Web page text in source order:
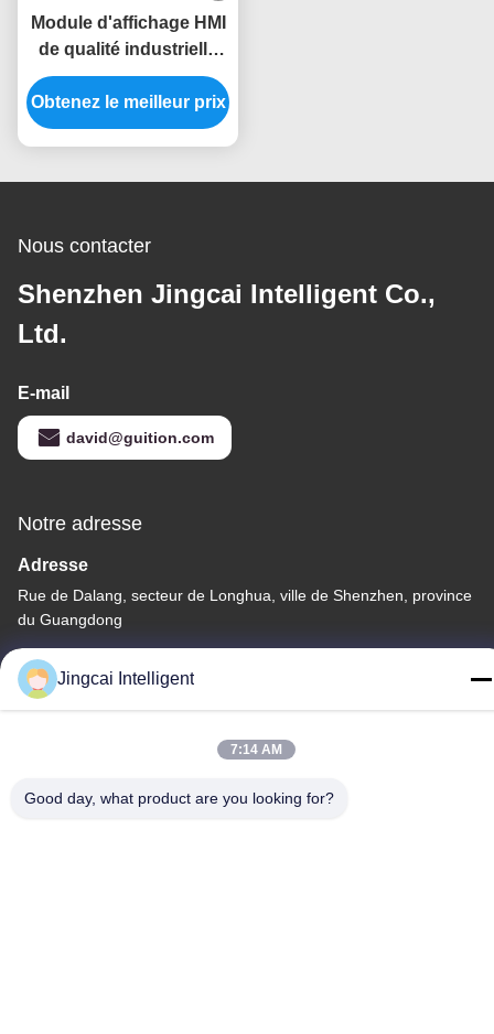
Module d'affichage HMI
de qualité industrielle
IPS de 5 V
Obtenez le meilleur prix
Nous contacter
Shenzhen Jingcai Intelligent Co.,
Ltd.
E-mail
david@guition.com
Notre adresse
Adresse
Rue de Dalang, secteur de Longhua, ville de Shenzhen, province
du Guangdong
Télégramme
18665866730-18665866730
Jingcai Intelligent
7:14 AM
Good day, what product are you looking for?